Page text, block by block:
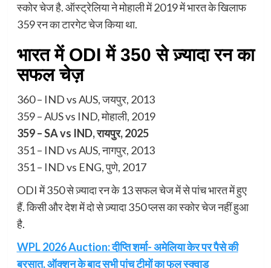
स्कोर चेज है. ऑस्ट्रेलिया ने मोहाली में 2019 में भारत के खिलाफ
359 रन का टारगेट चेज किया था.
भारत में ODI में 350 से ज़्यादा रन का
सफल चेज़
360 – IND vs AUS, जयपुर, 2013
359 – AUS vs IND, मोहाली, 2019
359 – SA vs IND, रायपुर, 2025
351 – IND vs AUS, नागपुर, 2013
351 – IND vs ENG, पुणे, 2017
ODI में 350 से ज़्यादा रन के 13 सफल चेज में से पांच भारत में हुए
हैं. किसी और देश में दो से ज़्यादा 350 प्लस का स्कोर चेज नहीं हुआ
है.
WPL 2026 Auction: दीप्ति शर्मा- अमेलिया केर पर पैसे की
बरसात, ऑक्शन के बाद सभी पांच टीमों का फुल स्क्वाड